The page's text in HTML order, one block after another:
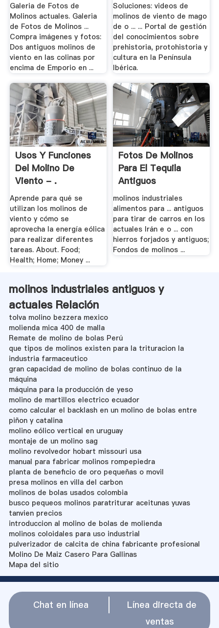
Galeria de Fotos de
Molinos actuales. Galeria
de Fotos de Molinos ...
Compra imágenes y fotos:
Dos antiguos molinos de
viento en las colinas por
encima de Emporio en ...
Soluciones: videos de
molinos de viento de mago
de o ... ... Portal de gestión
del conocimientos sobre
prehistoria, protohistoria y
cultura en la Península
Ibérica.
Usos Y Funciones
Del Molino De
Viento - .
Aprende para qué se
utilizan los molinos de
viento y cómo se
aprovecha la energía eólica
para realizar diferentes
tareas. About. Food;
Health; Home; Money ...
Fotos De Molinos
Para El Tequila
Antiguos
molinos industriales
alimentos para ... antiguos
para tirar de carros en los
actuales Irán e o ... con
hierros forjados y antiguos;
Fondos de molinos ...
molinos industriales antiguos y
actuales Relación
tolva molino bezzera mexico
molienda mica 400 de malla
Remate de molino de bolas Perú
que tipos de molinos existen para la trituracion la
industria farmaceutico
gran capacidad de molino de bolas continuo de la
máquina
máquina para la producción de yeso
molino de martillos electrico ecuador
como calcular el backlash en un molino de bolas entre
piñon y catalina
molino eólico vertical en uruguay
montaje de un molino sag
molino revolvedor hobart missouri usa
manual para fabricar molinos rompepiedra
planta de beneficio de oro pequeñas o movil
presa molinos en villa del carbon
molinos de bolas usados colombia
busco pequeos molinos paratriturar aceitunas yuvas
tanvien precios
introduccion al molino de bolas de molienda
molinos coloidales para uso industrial
pulverizador de calcita de china fabricante profesional
Molino De Maiz Casero Para Gallinas
Mapa del sitio
Chat en línea
Línea directa de
ventas